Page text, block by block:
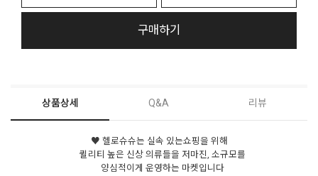
구매하기
상품상세 Q&A 리뷰
♥ 헬로슈슈는 실속 있는쇼핑을 위해
퀼리티 높은 신상 의류들을 저마진, 소규모를
양심적이게 운영하는 마켓입니다